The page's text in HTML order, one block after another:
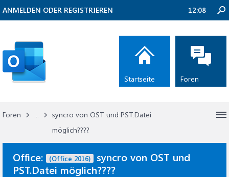
Foren ...
syncro von OST und PST.Datei
möglich????
Office: (Office 2016)
syncro von OST und
PST.Datei möglich????
ANMELDEN ODER REGISTRIEREN 12:08
Startseite Foren